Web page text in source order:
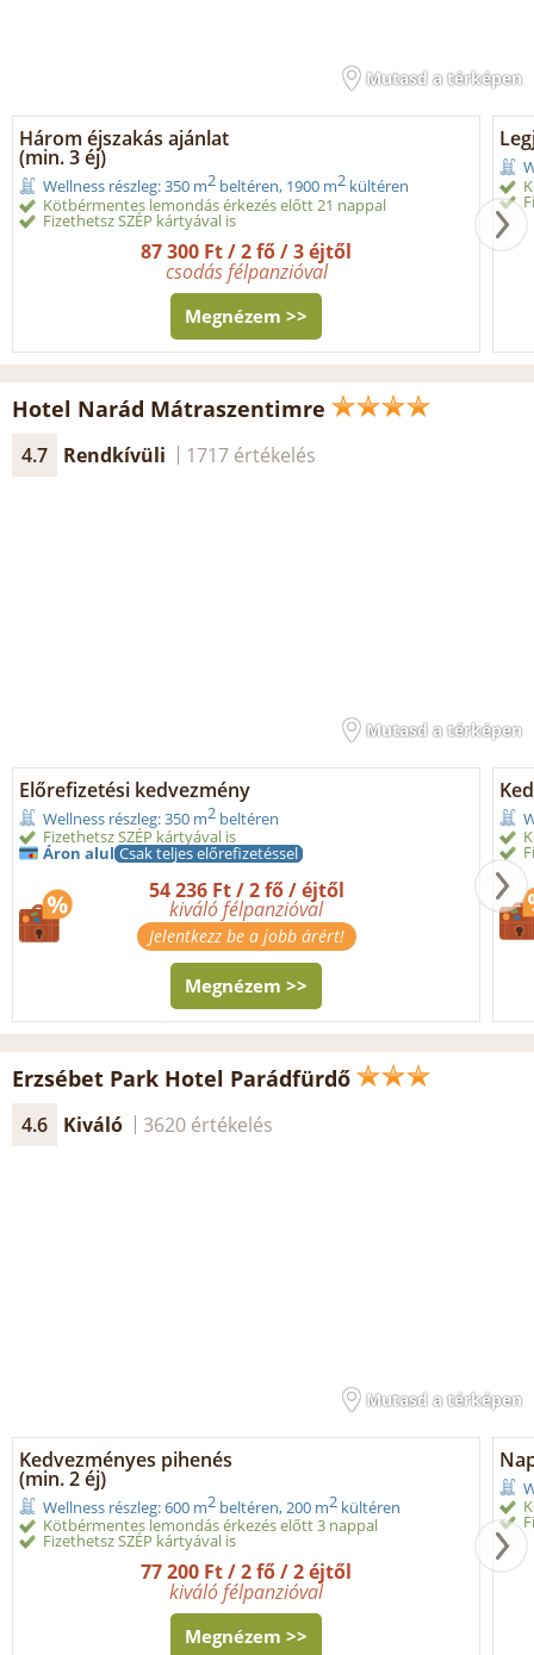
Mutasd a térképen
Három éjszakás ajánlat
(min. 3 éj)
Wellness részleg: 350 m2 beltéren, 1900 m2 kültéren
Kötbérmentes lemondás érkezés előtt 21 nappal
Fizethetsz SZÉP kártyával is
87 300 Ft / 2 fő / 3 éjtől
csodás félpanzióval
Megnézem >>
Hotel Narád Mátraszentimre
4.7 Rendkívüli 1717 értékelés
Mutasd a térképen
Előrefizetési kedvezmény
Wellness részleg: 350 m2 beltéren
Fizethetsz SZÉP kártyával is
Áron alul Csak teljes előrefizetéssel
54 236 Ft / 2 fő / éjtől
kiváló félpanzióval
Jelentkezz be a jobb árért!
Megnézem >>
Erzsébet Park Hotel Parádfürdő
4.6 Kiváló 3620 értékelés
Mutasd a térképen
Kedvezményes pihenés
(min. 2 éj)
Wellness részleg: 600 m2 beltéren, 200 m2 kültéren
Kötbérmentes lemondás érkezés előtt 3 nappal
Fizethetsz SZÉP kártyával is
77 200 Ft / 2 fő / 2 éjtől
kiváló félpanzióval
Megnézem >>